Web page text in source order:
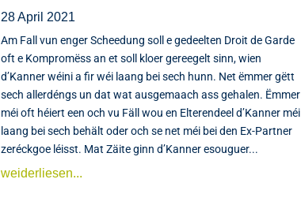
28 April 2021
Am Fall vun enger Scheedung soll e gedeelten Droit de Garde
oft e Kompromëss an et soll kloer gereegelt sinn, wien
d’Kanner wéini a fir wéi laang bei sech hunn. Net ëmmer gëtt
sech allerdéngs un dat wat ausgemaach ass gehalen. Ëmmer
méi oft héiert een och vu Fäll wou en Elterendeel d’Kanner méi
laang bei sech behält oder och se net méi bei den Ex-Partner
zeréckgoe léisst. Mat Zäite ginn d’Kanner esouguer...
weiderliesen...